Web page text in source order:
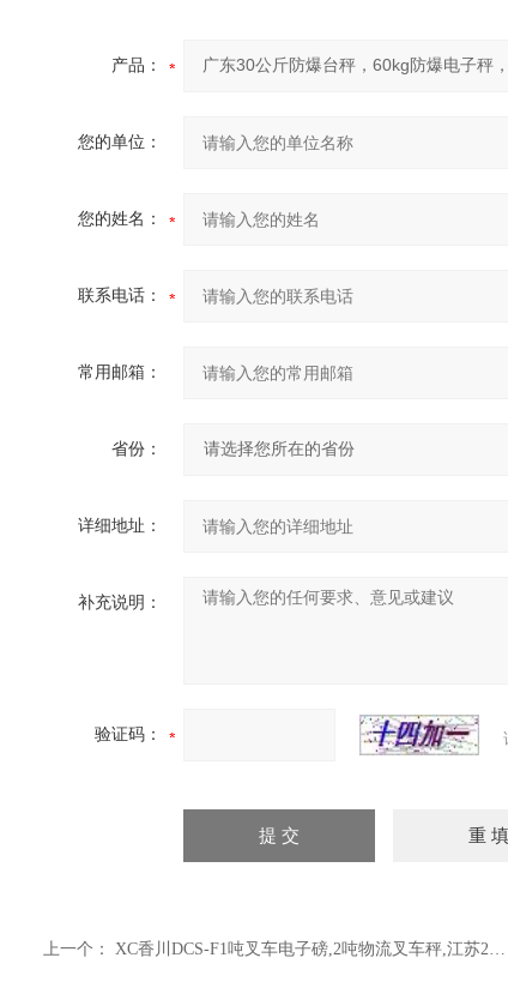
产品：
您的单位：
您的姓名：
联系电话：
常用邮箱：
省份：
详细地址：
补充说明：
验证码：
上一个： XC香川DCS-F1吨叉车电子磅,2吨物流叉车秤,江苏2吨液压秤*